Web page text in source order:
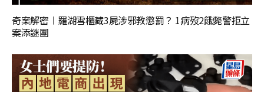
奇案解密︱羅湖雪櫃藏3屍涉邪教懲罰？ 1病歿2餓斃警拒立
案添謎團